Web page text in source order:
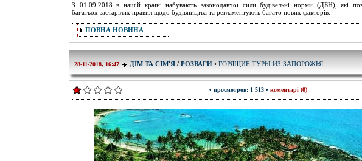
З 01.09.2018 в нашій країні набувають законодавчої сили будівельні норми (ДБН), які
багатьох застарілих правил щодо будівництва та регламентують багато нових факторів.
ПОВНА НОВИНА
28-11-2018, 16:47 ДІМ ТА СІМ'Я / РОЗВАГИ • ГОРЯЩИЕ ТУРЫ ИЗ ЗАПОРОЖЬЯ
• просмотров: 1 513 • коментарі (0)